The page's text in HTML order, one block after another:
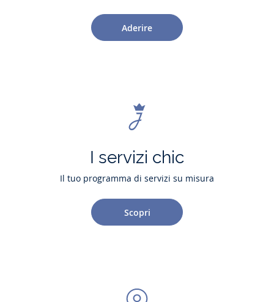
Aderire
I servizi chic
Il tuo programma di servizi su misura
Scopri